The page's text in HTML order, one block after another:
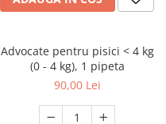
Advocate pentru pisici < 4 kg
(0 - 4 kg), 1 pipeta
90,00 Lei